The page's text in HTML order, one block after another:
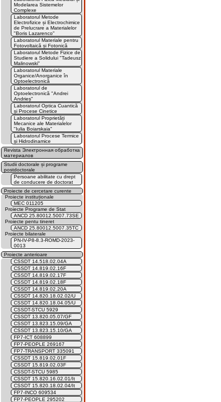
Modelarea Sistemelor
Complexe
Laboratorul Metode
Electrofizice și Electrochimice
de Prelucrare a Materialelor
"Boris Lazarenco"
Laboratorul Materiale pentru
Fotovoltaică și Fotonică
Laboratorul Metode Fizice de
Studiere a Solidului "Tadeusz
Malinowski"
Laboratorul Materiale
Organice/Anorganice în
Optoelectronică
Laboratorul de
Optoelectronică "Andrei
Andrieș"
Laboratorul Optica Cuantică
și Procese Cinetice
Laboratorul Proprietăți
Mecanice ale Materialelor
"Iulia Boiarskaia"
Laboratorul Procese Termice
și Hidrodinamice
Revista Электронная обработка
материалов
Studii doctorale și programe
postdoctorale
Persoane abilitate cu drept
de conducere de doctorat
Proiecte de cercetare curente
Proiecte instituționale
MEC 011205
Proiecte Programe de Stat
ANCD 25.80012.5007.73SE
Proiecte pentu tineret
ANCD 25.80012.5007.35TC
Proiecte bilaterale
PN-IV-P8-8.3-ROMD-2023-
0013
Proiecte anterioare
CSSDT 14.518.02.04A
CSSDT 14.819.02.16F
CSSDT 14.819.02.17F
CSSDT 14.819.02.18F
CSSDT 14.819.02.20A
CSSDT 14.820.18.02.02/U
CSSDT 14.820.18.04.05/U
CSSDT-STCU 5929
CSSDT 13.820.05.07/GF
CSSDT 13.823.15.09/GA
CSSDT 13.823.15.10/GA
FP7-ICT 608899
FP7-PEOPLE 269167
FP7-TRANSPORT 335091
CSSDT 15.819.02.01F
CSSDT 15.819.02.03F
CSSDT-STCU 5985
CSSDT 15.820.16.02.01/It
CSSDT 15.820.18.02.04/It
FP7-INCO 609534
FP7-PEOPLE 295202